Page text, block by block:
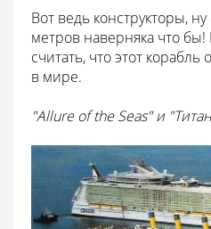
Вот ведь конструкторы,
метров наверняка что
считать, что этот
в мире.
"Allure of the Seas" и